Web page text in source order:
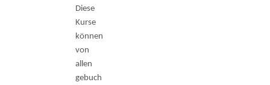
Diese
Kurse
können
von
allen
gebuch